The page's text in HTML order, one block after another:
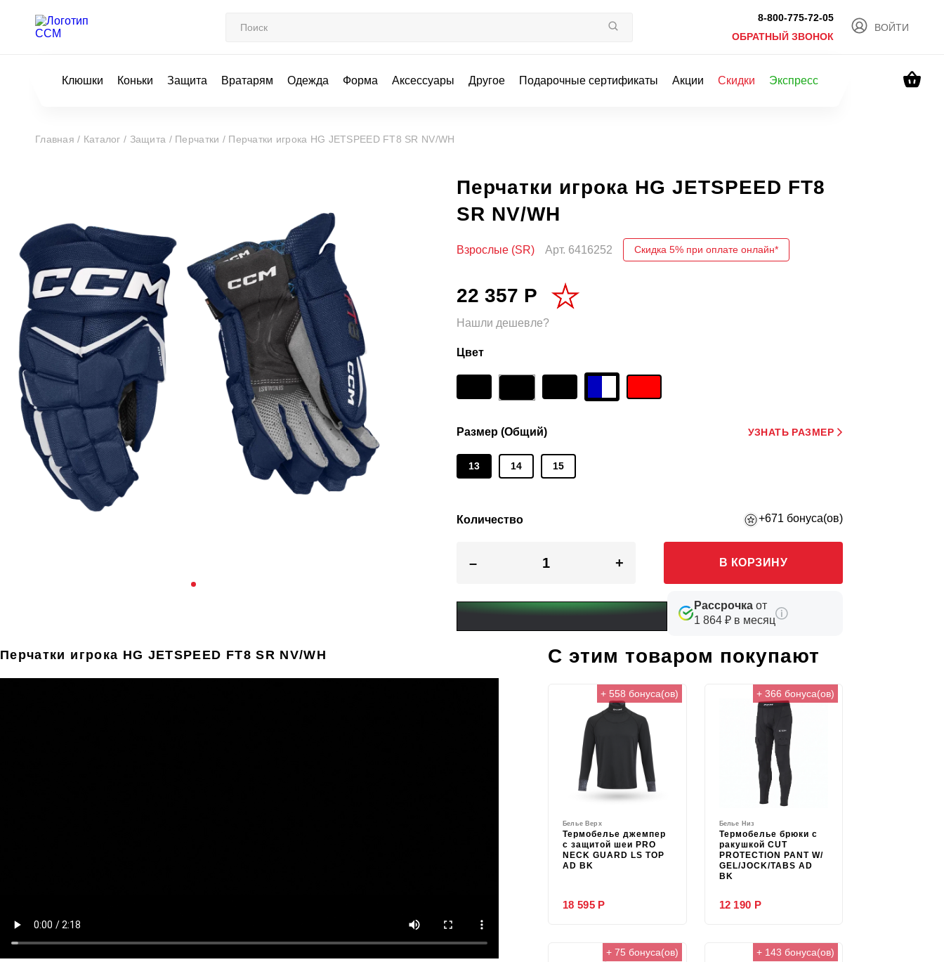
8-800-775-72-05
ОБРАТНЫЙ ЗВОНОК
ВОЙТИ
Клюшки Коньки Защита Вратарям Одежда Форма Аксессуары Другое Подарочные сертификаты Акции Скидки Экспресс
Главная / Каталог / Защита / Перчатки / Перчатки игрока HG JETSPEED FT8 SR NV/WH
Перчатки игрока HG JETSPEED FT8
SR NV/WH
Взрослые (SR) Арт. 6416252 Скидка 5% при оплате онлайн*
22 357 Р
Нашли дешевле?
Цвет
Размер (Общий) УЗНАТЬ РАЗМЕР
13 14 15
Количество +671 бонуса(ов)
– + В КОРЗИНУ
Рассрочка от
1 864 ₽ в месяц
Перчатки игрока HG JETSPEED FT8 SR NV/WH С этим товаром покупают
+ 558 бонуса(ов)
Белье Верх
Термобелье джемпер
с защитой шеи PRO
NECK GUARD LS TOP
AD BK
18 595 Р
+ 366 бонуса(ов)
Белье Низ
Термобелье брюки с
ракушкой CUT
PROTECTION PANT W/
GEL/JOCK/TABS AD
BK
12 190 Р
+ 75 бонуса(ов) + 143 бонуса(ов)